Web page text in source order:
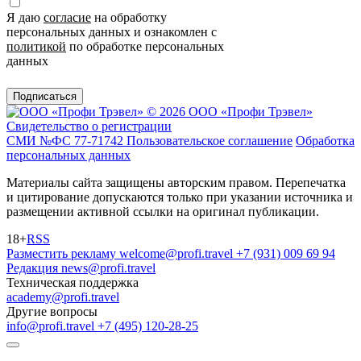
Я даю согласие на обработку
персональных данных и ознакомлен с
политикой по обработке персональных
данных
Подписаться
© 2026 ООО «Профи Трэвeл»
Свидетельство о регистрации
СМИ №ФС 77-71742 Пользовательское соглашение Обработка
персональных данных
Материалы сайта защищены авторским правом. Перепечатка
и цитирование допускаются только при указании источника и
размещении активной ссылки на оригинал публикации.
18+RSS
Разместить рекламу welcome@profi.travel +7 (931) 009 69 94
Редакция news@profi.travel
Техническая поддержка
academy@profi.travel
Другие вопросы
info@profi.travel +7 (495) 120-28-25